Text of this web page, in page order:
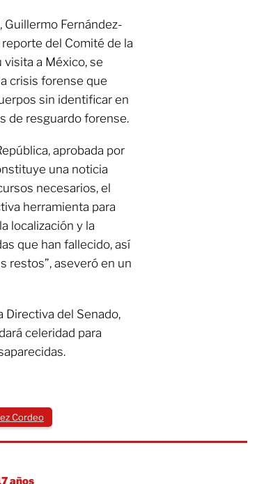
Guillermo Fernández-
del Comité de la
visita a México, se
crisis forense que
sin identificar en
de resguardo forense.
aprobada por
una noticia
necesarios, el
herramienta para
localización y la
que han fallecido, así
restos”, aseveró en un
Directiva del Senado,
celeridad para
Cordeo
años